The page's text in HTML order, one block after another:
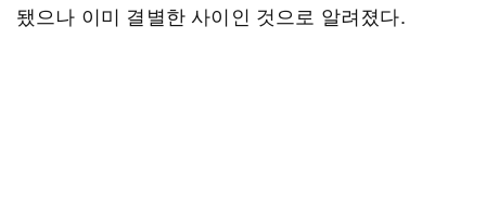
됐으나 이미 결별한 사이인 것으로 알려졌다.